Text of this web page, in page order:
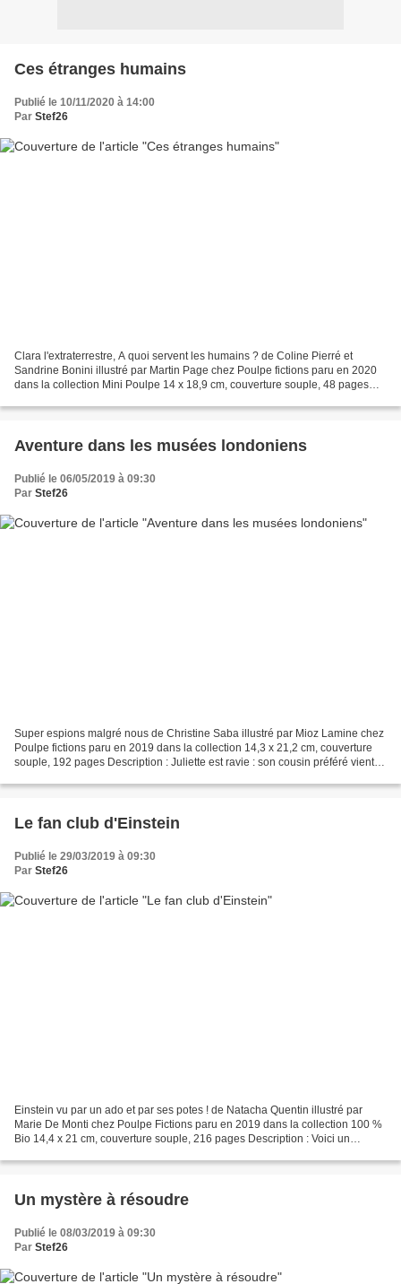
Ces étranges humains
Publié le 10/11/2020 à 14:00
Par Stef26
Clara l'extraterrestre, A quoi servent les humains ? de Coline Pierré et
Sandrine Bonini illustré par Martin Page chez Poulpe fictions paru en 2020
dans la collection Mini Poulpe 14 x 18,9 cm, couverture souple, 48 pages
Aventure dans les musées londoniens
Publié le 06/05/2019 à 09:30
Par Stef26
Super espions malgré nous de Christine Saba illustré par Mioz Lamine chez
Poulpe fictions paru en 2019 dans la collection 14,3 x 21,2 cm, couverture
souple, 192 pages Description : Juliette est ravie : son cousin préféré vient la
Le fan club d'Einstein
Publié le 29/03/2019 à 09:30
Par Stef26
Einstein vu par un ado et par ses potes ! de Natacha Quentin illustré par
Marie De Monti chez Poulpe Fictions paru en 2019 dans la collection 100 %
Bio 14,4 x 21 cm, couverture souple, 216 pages Description : Voici un
Un mystère à résoudre
Publié le 08/03/2019 à 09:30
Par Stef26